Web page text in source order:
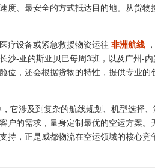
度、最安全的方式抵达目的地。从货
疗设备或紧急救援物资运往 非洲航线
沙-亚的斯亚贝巴每周3班，以及广州-
位，还会根据货物的特性，提供专业
它涉及到复杂的航线规划、机型选择
户的需求，量身定制最优的空运方案
，正是威都物流在空运领域的核心竞